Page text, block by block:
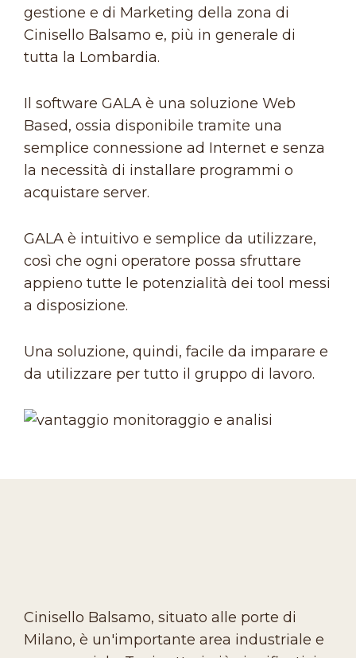
gestione e di Marketing della zona di
Cinisello Balsamo e, più in generale di
tutta la Lombardia.
Il software GALA è una soluzione Web
Based, ossia disponibile tramite una
semplice connessione ad Internet e senza
la necessità di installare programmi o
acquistare server.
GALA è intuitivo e semplice da utilizzare,
così che ogni operatore possa sfruttare
appieno tutte le potenzialità dei tool messi
a disposizione.
Una soluzione, quindi, facile da imparare e
da utilizzare per tutto il gruppo di lavoro.
Cinisello Balsamo, situato alle porte di
Milano, è un'importante area industriale e